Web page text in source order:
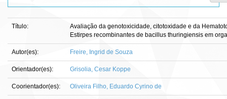
Título:
Avaliação da genotoxicidade, citotoxidade e da
Estirpes recombinantes de bacillus thuringiensis em
Autor(es): Freire, Ingrid de Souza
Orientador(es): Grisolia, Cesar Koppe
Coorientador(es): Oliveira Filho, Eduardo Cyrino de